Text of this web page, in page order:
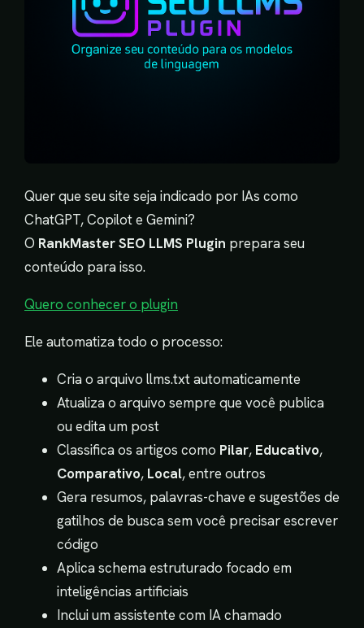
Quer que seu site seja indicado por IAs como
ChatGPT, Copilot e Gemini?
O RankMaster SEO LLMS Plugin prepara seu
conteúdo para isso.
Quero conhecer o plugin
Ele automatiza todo o processo:
Cria o arquivo llms.txt automaticamente
Atualiza o arquivo sempre que você publica
ou edita um post
Classifica os artigos como Pilar, Educativo,
Comparativo, Local, entre outros
Gera resumos, palavras-chave e sugestões de
gatilhos de busca sem você precisar escrever
código
Aplica schema estruturado focado em
inteligências artificiais
Inclui um assistente com IA chamado